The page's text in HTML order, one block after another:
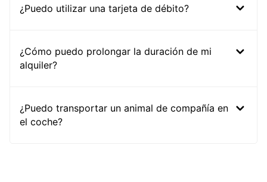
¿Puedo utilizar una tarjeta de débito?
¿Cómo puedo prolongar la duración de mi
alquiler?
¿Puedo transportar un animal de compañía en
el coche?